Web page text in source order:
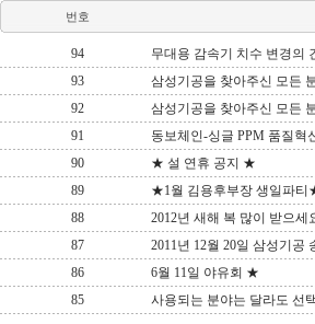
번호
94 무대용 감속기 치수 변경의
93
삼성기공을 찾아주신 모든
92
삼성기공을 찾아주신 모든
91
동보체인-싱글 PPM 품질혁
90
★ 설 연휴 공지 ★
89
★1월 김용후부장 생일파티
88
2012년 새해 복 많이 받으세
87
2011년 12월 20일 삼성기공
86
6월 11일 야유회 ★
85
사용되는 분야는 달라도 선